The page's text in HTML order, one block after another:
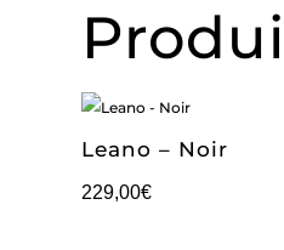
Leano – Noir
229,00€